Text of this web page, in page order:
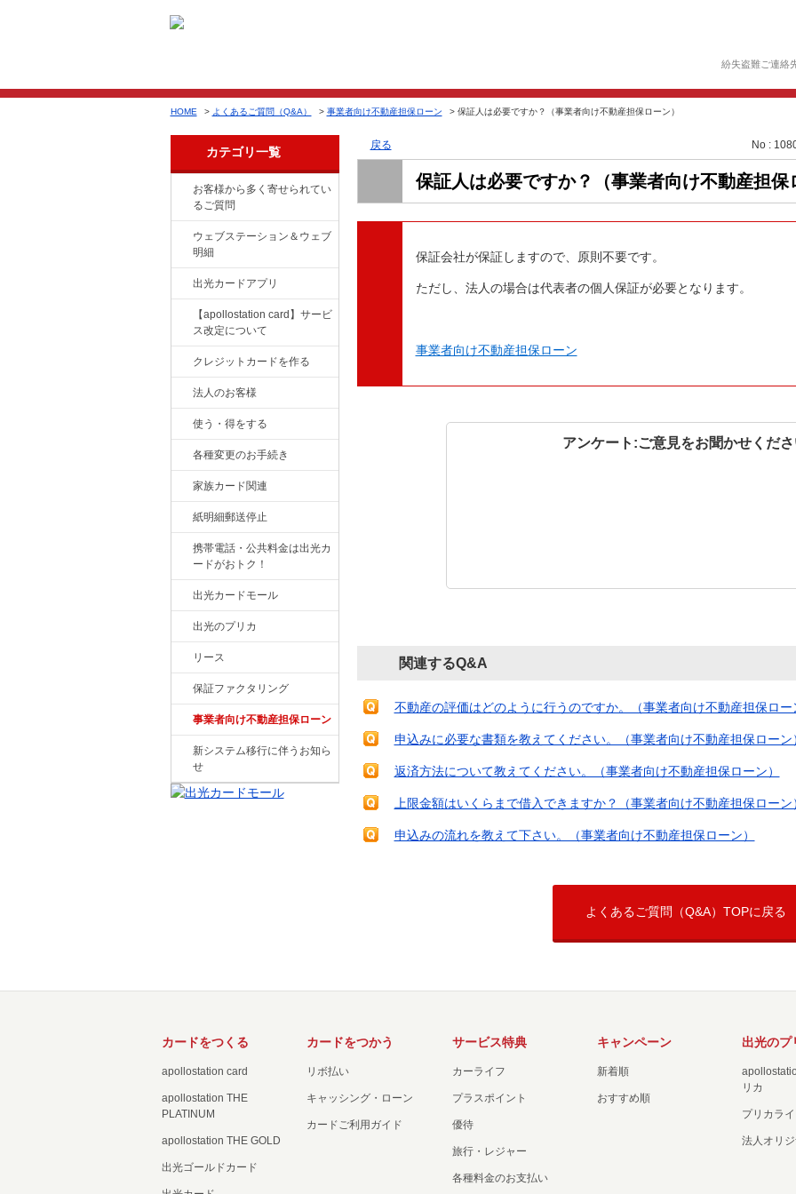
紛失盗難ご連絡
HOME > よくあるご質問（Q&A） > 事業者向け不動産担保ローン > 保証人は必要ですか？（事業者向け不動産担保ローン）
カテゴリ一覧
お客様から多く寄せられてい
るご質問
ウェブステーション＆ウェブ
明細
出光カードアプリ
【apollostation card】サービ
ス改定について
クレジットカードを作る
法人のお客様
使う・得をする
各種変更のお手続き
家族カード関連
紙明細郵送停止
携帯電話・公共料金は出光カ
ードがおトク！
出光カードモール
出光のプリカ
リース
保証ファクタリング
事業者向け不動産担保ローン
新システム移行に伴うお知ら
せ
戻る No :
保証人は必要ですか？（事業者向け不動産担保
保証会社が保証しますので、原則不要です。
ただし、法人の場合は代表者の個人保証が必要となります。
事業者向け不動産担保ローン
アンケート:ご意見をお聞かせくだ
関連するQ&A
不動産の評価はどのように行うのですか。（事業者向け不動産担保ロー
申込みに必要な書類を教えてください。（事業者向け不動産担保ローン
返済方法について教えてください。（事業者向け不動産担保ローン）
上限金額はいくらまで借入できますか？（事業者向け不動産担保ローン
申込みの流れを教えて下さい。（事業者向け不動産担保ローン）
よくあるご質問（Q&A）TOPに戻る
カードをつくる
apollostation card
apollostation THE
PLATINUM
apollostation THE GOLD
出光ゴールドカード
カードをつかう
リボ払い
キャッシング・ローン
カードご利用ガイド
サービス特典
カーライフ
プラスポイント
優待
旅行・レジャー
各種料金のお支払い
キャンペーン
新着順
おすすめ順
出光のプ
リカ
プリカラ
法人オリ